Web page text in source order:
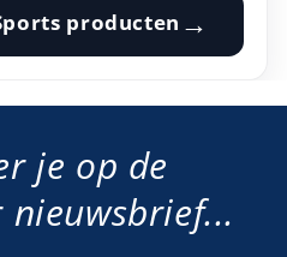
producten →
je op de
nieuwsbrief...